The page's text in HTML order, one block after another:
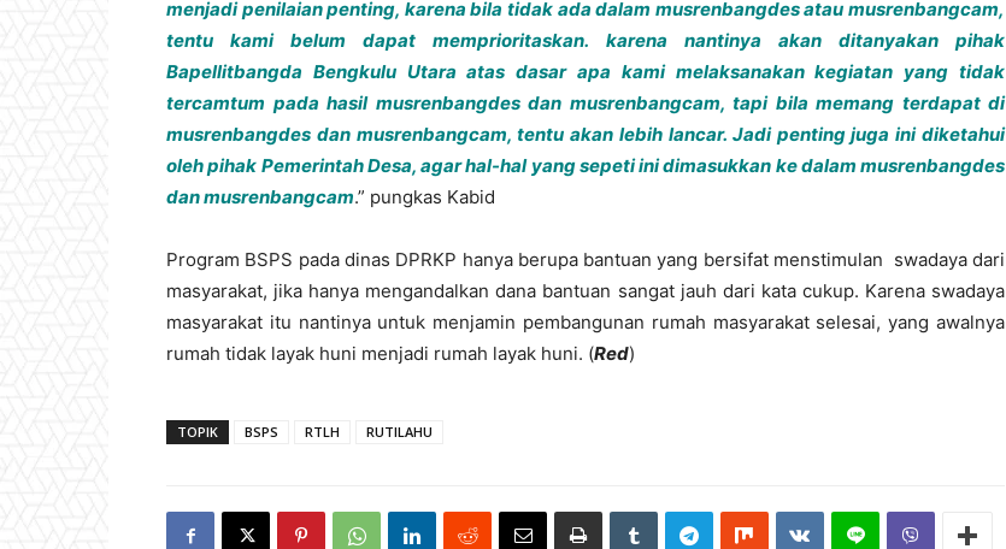
menjadi penilaian penting, karena bila tidak ada dalam musrenbangdes atau musrenbangcam,
tentu kami belum dapat memprioritaskan. karena nantinya akan ditanyakan pihak
Bapellitbangda Bengkulu Utara atas dasar apa kami melaksanakan kegiatan yang tidak
tercamtum pada hasil musrenbangdes dan musrenbangcam, tapi bila memang terdapat di
musrenbangdes dan musrenbangcam, tentu akan lebih lancar. Jadi penting juga ini diketahui
oleh pihak Pemerintah Desa, agar hal-hal yang sepeti ini dimasukkan ke dalam musrenbangdes
dan musrenbangcam.” pungkas Kabid
Program BSPS pada dinas DPRKP hanya berupa bantuan yang bersifat menstimulan swadaya dari
masyarakat, jika hanya mengandalkan dana bantuan sangat jauh dari kata cukup. Karena swadaya
masyarakat itu nantinya untuk menjamin pembangunan rumah masyarakat selesai, yang awalnya
rumah tidak layak huni menjadi rumah layak huni. (Red)
TOPIK BSPS RTLH RUTILAHU